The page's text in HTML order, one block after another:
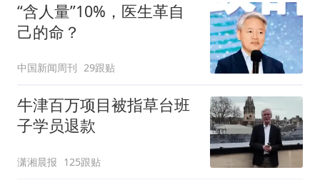
“含人量”10%，医生革自
己的命？
中国新闻周刊 29跟贴
牛津百万项目被指草台班
子学员退款
潇湘晨报 125跟贴